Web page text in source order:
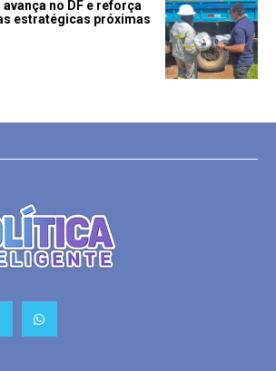
avança no DF e reforça
estratégicas próximas